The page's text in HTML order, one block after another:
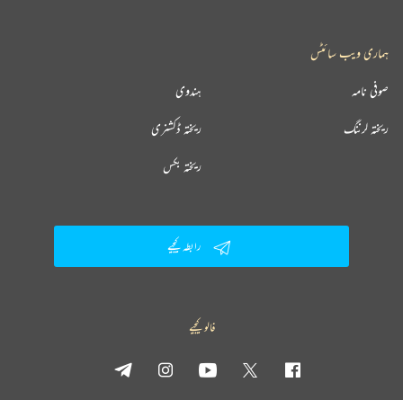
ہماری ویب سائٹس
ہندوی صوفی نامہ
ریختہ ڈکشنری ریختہ لرننگ
ریختہ بکس
رابطہ کیجیے
فالو کیجیے